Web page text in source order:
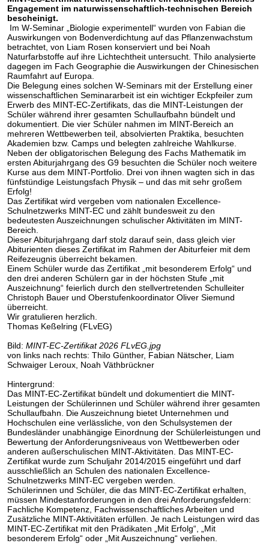
Engagement im naturwissenschaftlich-technischen Bereich
bescheinigt.
Im W-Seminar „Biologie experimentell“ wurden von Fabian die
Auswirkungen von Bodenverdichtung auf das Pflanzenwachstum
betrachtet, von Liam Rosen konserviert und bei Noah
Naturfarbstoffe auf ihre Lichtechtheit untersucht. Thilo analysierte
dagegen im Fach Geographie die Auswirkungen der Chinesischen
Raumfahrt auf Europa.
Die Belegung eines solchen W-Seminars mit der Erstellung einer
wissenschaftlichen Seminararbeit ist ein wichtiger Eckpfeiler zum
Erwerb des MINT-EC-Zertifikats, das die MINT-Leistungen der
Schüler während ihrer gesamten Schullaufbahn bündelt und
dokumentiert. Die vier Schüler nahmen im MINT-Bereich an
mehreren Wettbewerben teil, absolvierten Praktika, besuchten
Akademien bzw. Camps und belegten zahlreiche Wahlkurse.
Neben der obligatorischen Belegung des Fachs Mathematik im
ersten Abiturjahrgang des G9 besuchten die Schüler noch weitere
Kurse aus dem MINT-Portfolio. Drei von ihnen wagten sich in das
fünfstündige Leistungsfach Physik – und das mit sehr großem
Erfolg!
Das Zertifikat wird vergeben vom nationalen Excellence-
Schulnetzwerks MINT-EC und zählt bundesweit zu den
bedeutesten Auszeichnungen schulischer Aktivitäten im MINT-
Bereich.
Dieser Abiturjahrgang darf stolz darauf sein, dass gleich vier
Abiturienten dieses Zertifikat im Rahmen der Abiturfeier mit dem
Reifezeugnis überreicht bekamen.
Einem Schüler wurde das Zertifikat „mit besonderem Erfolg“ und
den drei anderen Schülern gar in der höchsten Stufe „mit
Auszeichnung“ feierlich durch den stellvertretenden Schulleiter
Christoph Bauer und Oberstufenkoordinator Oliver Siemund
überreicht.
Wir gratulieren herzlich.
Thomas Keßelring (FLvEG)
Bild: MINT-EC-Zertifikat 2026 FLvEG.jpg
von links nach rechts: Thilo Günther, Fabian Nätscher, Liam
Schwaiger Leroux, Noah Väthbrückner
Hintergrund:
Das MINT-EC-Zertifikat bündelt und dokumentiert die MINT-
Leistungen der Schülerinnen und Schüler während ihrer gesamten
Schullaufbahn. Die Auszeichnung bietet Unternehmen und
Hochschulen eine verlässliche, von den Schulsystemen der
Bundesländer unabhängige Einordnung der Schülerleistungen und
Bewertung der Anforderungsniveaus von Wettbewerben oder
anderen außerschulischen MINT-Aktivitäten. Das MINT-EC-
Zertifikat wurde zum Schuljahr 2014/2015 eingeführt und darf
ausschließlich an Schulen des nationalen Excellence-
Schulnetzwerks MINT-EC vergeben werden.
Schülerinnen und Schüler, die das MINT-EC-Zertifikat erhalten,
müssen Mindestanforderungen in den drei Anforderungsfeldern:
Fachliche Kompetenz, Fachwissenschaftliches Arbeiten und
Zusätzliche MINT-Aktivitäten erfüllen. Je nach Leistungen wird das
MINT-EC-Zertifikat mit den Prädikaten „Mit Erfolg“, „Mit
besonderem Erfolg“ oder „Mit Auszeichnung“ verliehen.